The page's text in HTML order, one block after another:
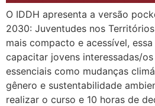
O IDDH apresenta a versão
2030: Juventudes nos
mais compacto e acessível,
capacitar jovens interessadas/
essenciais como mudanças
gênero e sustentabilidade
realizar o curso e 10 horas de